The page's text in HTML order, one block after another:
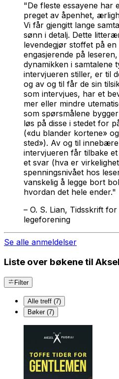
"De fleste essayene har
preget av åpenhet,
Vi får gjengitt lange
sønn i detalj. Dette
levendegjør stoffet på
engasjerende på
dynamikken i samtalene
intervjueren stiller, er til
og av og til får de sin
som intervjues, har et
mer eller mindre
som spørsmålene
løs på disse i stedet for
(«du blander kortene»
sted»). Av og til
intervjueren får tilbake
et svar (hva er
spenningsnivået hos
vanskelig å legge bort
hvordan det hele ender."
– O. S. Lian, Tidsskrift
legeforening
Se alle anmeldelser
Liste over bøkene til
Filter
Alle treff (7)
Bøker (7)